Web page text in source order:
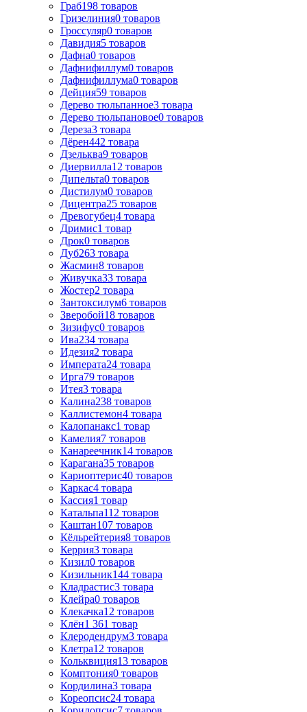
Граб198 товаров
Гризелиния0 товаров
Гроссуляр0 товаров
Давидия5 товаров
Дафна0 товаров
Дафнифиллум0 товаров
Дафнифиллума0 товаров
Дейция59 товаров
Дерево тюльпанное3 товара
Дерево тюльпановое0 товаров
Дереза3 товара
Дёрен442 товара
Дзельква9 товаров
Диервилла12 товаров
Дипельта0 товаров
Дистилум0 товаров
Дицентра25 товаров
Древогубец4 товара
Дримис1 товар
Дрок0 товаров
Дуб263 товара
Жасмин8 товаров
Живучка33 товара
Жостер2 товара
Зантоксилум6 товаров
Зверобой18 товаров
Зизифус0 товаров
Ива234 товара
Идезия2 товара
Императа24 товара
Ирга79 товаров
Итея3 товара
Калина238 товаров
Каллистемон4 товара
Калопанакс1 товар
Камелия7 товаров
Канареечник14 товаров
Карагана35 товаров
Кариоптерис40 товаров
Каркас4 товара
Кассия1 товар
Катальпа112 товаров
Каштан107 товаров
Кёльрейтерия8 товаров
Керрия3 товара
Кизил0 товаров
Кизильник144 товара
Кладрастис3 товара
Клейра0 товаров
Клекачка12 товаров
Клён1 361 товар
Клеродендрум3 товара
Клетра12 товаров
Кольквиция13 товаров
Комптония0 товаров
Кордилина3 товара
Кореопсис24 товара